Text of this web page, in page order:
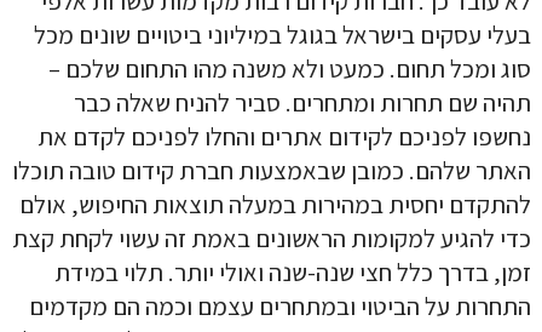
בעלי עסקים בישראל בגוגל במיליוני ביטויים שונים מכל
סוג ומכל תחום. כמעט ולא משנה מהו התחום שלכם –
תהיה שם תחרות ומתחרים. סביר להניח שאלה כבר
נחשפו לפניכם לקידום אתרים והחלו לפניכם לקדם את
האתר שלהם. כמובן שבאמצעות חברת קידום טובה תוכלו
להתקדם יחסית במהירות במעלה תוצאות החיפוש, אולם
כדי להגיע למקומות הראשונים באמת זה עשוי לקחת קצת
זמן, בדרך כלל חצי שנה-שנה ואולי יותר. תלוי במידת
התחרות על הביטוי ובמתחרים עצמם וכמה הם מקדמים